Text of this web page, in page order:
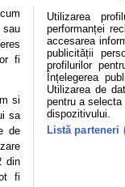
DESPRE
Modifică Setările
uri, instituţii mass-
sau
fi
si
sa
de
din
fi
Utilizarea
performanței
accesarea
publicității
profilurilor
Înțelegerea
Utilizarea de
pentru a
dispozitivului.
Listă parteneri